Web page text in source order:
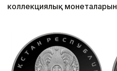
коллекциялық